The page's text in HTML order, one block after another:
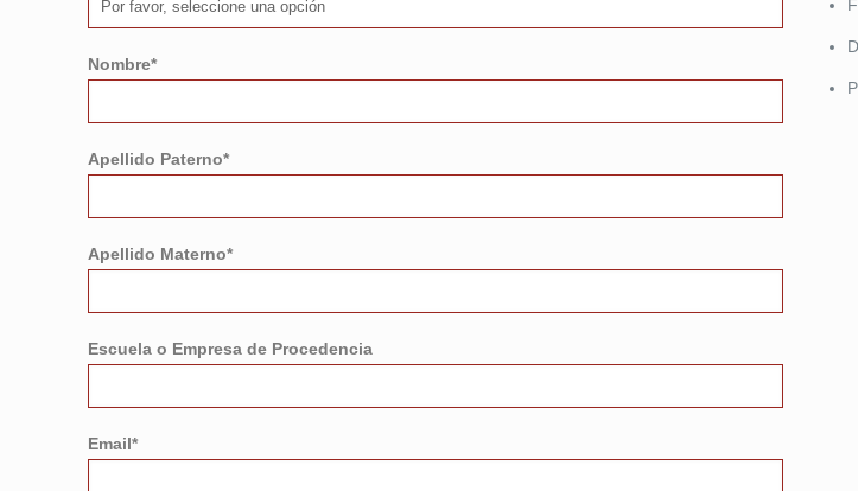
Nombre*
Apellido Paterno*
Apellido Materno*
Escuela o Empresa de Procedencia
Email*